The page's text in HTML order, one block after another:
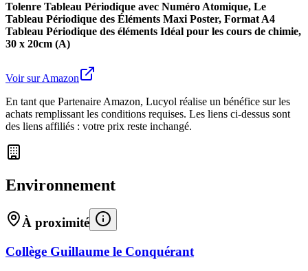
Tolenre Tableau Périodique avec Numéro Atomique, Le
Tableau Périodique des Éléments Maxi Poster, Format A4
Tableau Périodique des éléments Idéal pour les cours de chimie,
30 x 20cm (A)
Voir sur Amazon
En tant que Partenaire Amazon, Lucyol réalise un bénéfice sur les
achats remplissant les conditions requises. Les liens ci-dessus sont
des liens affiliés : votre prix reste inchangé.
Environnement
À proximité
Collège Guillaume le Conquérant